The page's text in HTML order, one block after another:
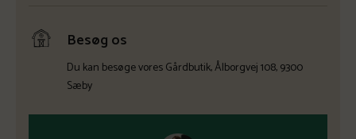
Besøg os
Du kan besøge vores Gårdbutik, Ålborgvej 108, 9300
Sæby